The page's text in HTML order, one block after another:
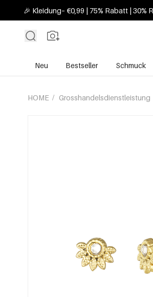
🎉 Kleidung– €0,99 | 75% Rabatt | 30%
Neu Bestseller Schmuck
HOME / Grosshandelsdienstleistung